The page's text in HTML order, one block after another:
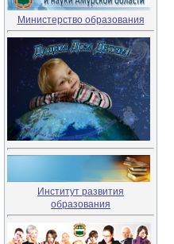
Министерство образования
Институт развития
образования